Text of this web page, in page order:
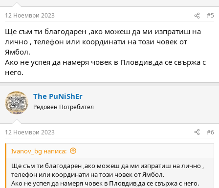
s
12 Ноември 2023 #5
Ще съм ти благодарен ,ако можеш да ми изпратиш на
лично , телефон или координати на този човек от
Ямбол.
Ако не успея да намеря човек в Пловдив,да се свържа с
него.
The PuNiShEr
Редовен Потребител
12 Ноември 2023 #6
Ivanov_bg написа:
Ще съм ти благодарен ,ако можеш да ми изпратиш на лично ,
телефон или координати на този човек от Ямбол.
Ако не успея да намеря човек в Пловдив,да се свържа с него.